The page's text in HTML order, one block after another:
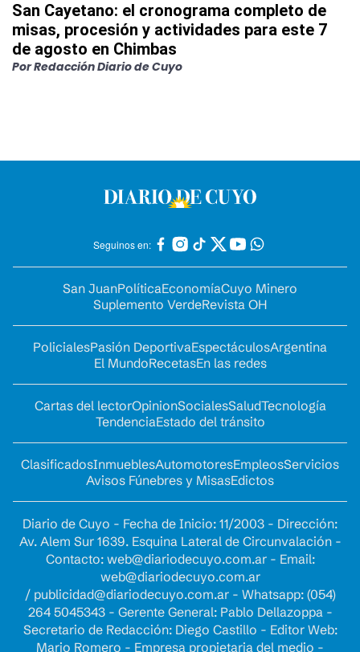
San Cayetano: el cronograma completo de
misas, procesión y actividades para este 7
de agosto en Chimbas
PorRedacción Diario de Cuyo
Seguinos en:
San JuanPolíticaEconomíaCuyo Minero
Suplemento VerdeRevista OH
PolicialesPasión DeportivaEspectáculosArgentina
El MundoRecetasEn las redes
Cartas del lectorOpinionSocialesSaludTecnología
TendenciaEstado del tránsito
ClasificadosInmueblesAutomotoresEmpleosServicios
Avisos Fúnebres y MisasEdictos
Diario de Cuyo - Fecha de Inicio: 11/2003 - Dirección:
Av. Alem Sur 1639. Esquina Lateral de Circunvalación -
Contacto: web@diariodecuyo.com.ar- Email:
web@diariodecuyo.com.ar
/ publicidad@diariodecuyo.com.ar- Whatsapp: (054)
264 5045343 - Gerente General: Pablo Dellazoppa -
Secretario de Redacción: Diego Castillo - Editor Web:
Mario Romero - Empresa propietaria del medio -